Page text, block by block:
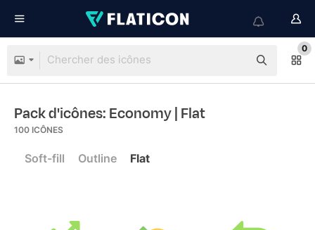
0
Pack d'icônes: Economy| Flat
100 ICÔNES
Soft-fill Outline Flat